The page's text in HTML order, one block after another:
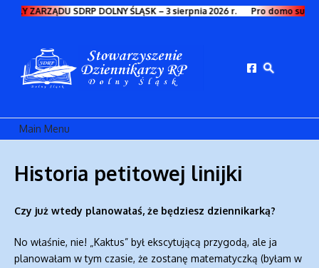
Przejdź do treści
ZARZĄDU SDRP DOLNY ŚLĄSK – 3 sierpnia 2026 r. Pro domo sua
Main Menu
Historia petitowej linijki
Czy już wtedy planowałaś, że będziesz dziennikarką?
No właśnie, nie! „Kaktus” był ekscytującą przygodą, ale ja
planowałam w tym czasie, że zostanę matematyczką (byłam w